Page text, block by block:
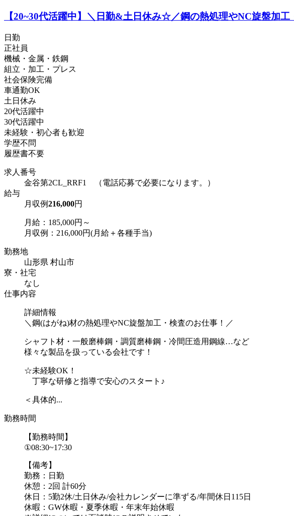
【20~30代活躍中】＼日勤&土日休み☆／鋼の熱処理やNC旋盤加
日勤
正社員
機械・金属・鉄鋼
組立・加工・プレス
社会保険完備
車通勤OK
土日休み
20代活躍中
30代活躍中
未経験・初心者も歓迎
学歴不問
履歴書不要
求人番号
金谷第2CL_RRF1 （電話応募で必要になります。）
給与
月収例216,000円
月給：185,000円～
月収例：216,000円(月給＋各種手当)
勤務地
山形県 村山市
寮・社宅
なし
仕事内容
詳細情報
＼鋼(はがね)材の熱処理やNC旋盤加工・検査のお仕事！／
シャフト材・一般磨棒鋼・調質磨棒鋼・冷間圧造用鋼線…など
様々な製品を扱っている会社です！
☆未経験OK！
丁寧な研修と指導で安心のスタート♪
＜具体的...
勤務時間
【勤務時間】
①08:30~17:30
【備考】
勤務：日勤
休憩：2回 計60分
休日：5勤2休/土日休み/会社カレンダーに準ずる/年間休日115日
休暇：GW休暇・夏季休暇・年末年始休暇